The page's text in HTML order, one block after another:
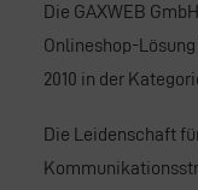
Die GAXWEB
Onlineshop-Lösung
2010 in der
Die Leidenschaft